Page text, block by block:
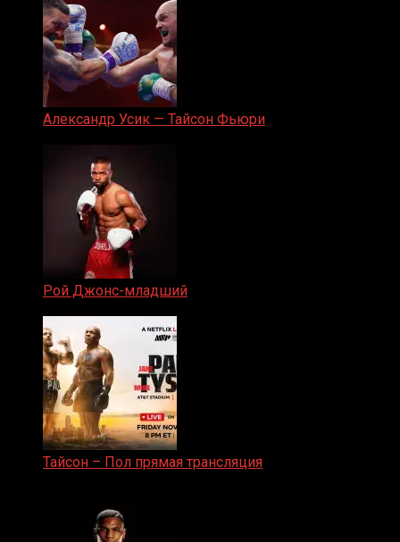
Александр Усик — Тайсон Фьюри
Рой Джонс-младший
Тайсон – Пол прямая трансляция